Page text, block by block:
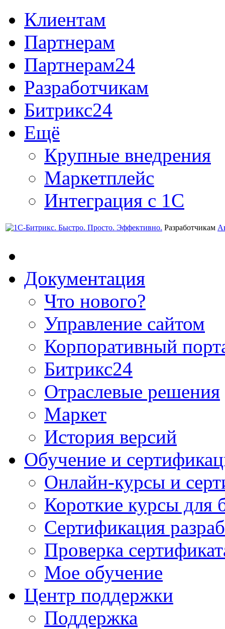
Клиентам
Партнерам
Партнерам24
Разработчикам
Битрикс24
Ещё
Крупные внедрения
Маркетплейс
Интеграция с 1С
Разработчикам
Документация
Что нового?
Управление сайтом
Корпоративный
Битрикс24
Отраслевые решения
Маркет
История версий
Обучение и
Онлайн-курсы и
Короткие курсы для
Сертификация
Проверка
Мое обучение
Центр поддержки
Поддержка